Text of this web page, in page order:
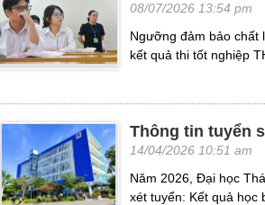
08/07/2026 13:54 pm
Ngưỡng đảm bảo
kết quả thi tốt nghiệp
Thông tin tuyển
14/04/2026 10:51 am
Năm 2026, Đại học
xét tuyển: Kết quả học